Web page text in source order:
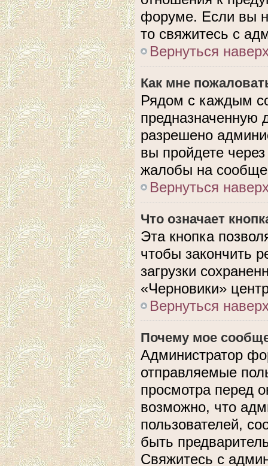
форуме. Если вы
то свяжитесь с
Вернуться
Как мне
Рядом с каждым
предназначенную
разрешено
вы пройдете
жалобы на
Вернуться
Что означает
Эта кнопка
чтобы закончить
загрузки
«Черновики»
Вернуться
Почему мое
Администратор
отправляемые
просмотра перед
возможно, что
пользователей,
быть
Свяжитесь с